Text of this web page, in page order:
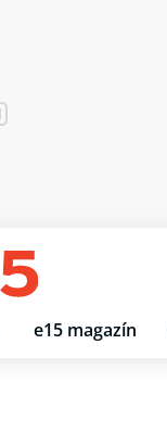
e15 magazín